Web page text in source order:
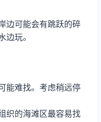
边可能会有跳跃的碎
玩。
能难找。考虑稍远停
织的海滩区最容易找